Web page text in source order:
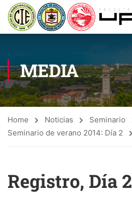
MEDIA
Home Noticias Seminario
Seminario de verano 2014: Día 2
Registro, Día 2